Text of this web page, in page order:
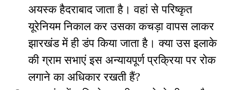
अयस्क हैदराबाद जाता है। वहां से परिष्कृत
यूरेनियम निकाल कर उसका कचड़ा वापस लाकर
झारखंड में ही डंप किया जाता है। क्या उस इलाके
की ग्राम सभाएं इस अन्यायपूर्ण प्रक्रिया पर रोक
लगाने का अधिकार रखती हैं?